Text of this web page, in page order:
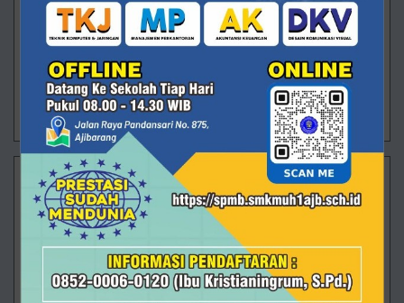
Ajibarang – Pagi itu halaman SMK Muhammadiyah 1
Ajibarang dipenuhi wajah-wajah baru yang datang
dengan berbagai perasaan. Ada yang masih
menggenggam erat tangan orang tua, ada yan
29/07/2026 13:26 - Oleh Administrator - Dilihat 97 kali
Membanggakan! Rizki Saputra Raih Juara 2 O2SN
Tingkat Provinsi
Alhamdulillah, prestasi kembali ditorehkan oleh
peserta didik SMK Muhammadiyah 1 Ajibarang. Rizki
Saputra, siswa kelas XII TKJ 2, berhasil meraih Juara
2 Olimpiade Ola